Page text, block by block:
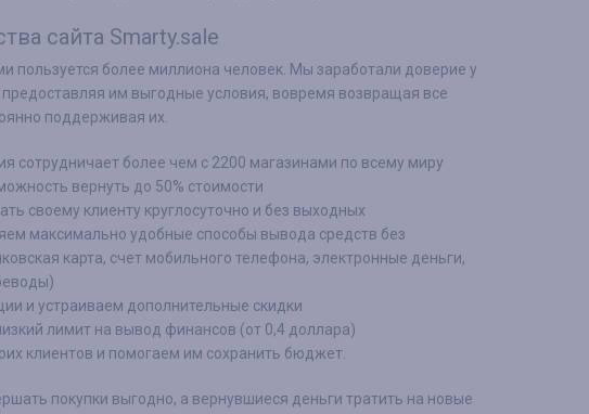
сайта Smarty.sale
пользуется более миллиона человек. Мы заработали доверие у
предоставляя им выгодные условия, вовремя возвращая все
поддерживая их.
сотрудничает более чем с 2200 магазинами по всему миру
вернуть до 50% стоимости
своему клиенту круглосуточно и без выходных
максимально удобные способы вывода средств без
карта, счет мобильного телефона, электронные деньги,
и устраиваем дополнительные скидки
лимит на вывод финансов (от 0,4 доллара)
клиентов и помогаем им сохранить бюджет.
покупки выгодно, а вернувшиеся деньги тратить на новые